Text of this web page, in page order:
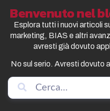
Benvenuto nel
Esplora tutti i nuovi articoli
marketing, BIAS e altri
avresti già dovuto
No sul serio. Avresti dovuto